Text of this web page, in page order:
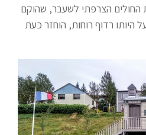
החולים הצרפתי לשעבר, שהוקם
על היותו רדוף רוחות, הוחזר כעת